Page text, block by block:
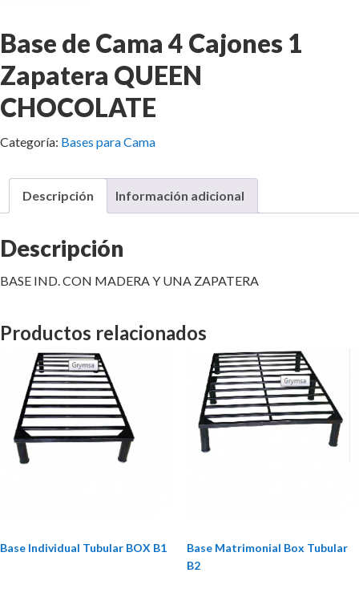
Base de Cama 4 Cajones 1
Zapatera QUEEN
CHOCOLATE
Categoría: Bases para Cama
Descripción Información adicional
Descripción
BASE IND. CON MADERA Y UNA ZAPATERA
Productos relacionados
Base Individual Tubular BOX B1
Base Matrimonial Box Tubular
B2